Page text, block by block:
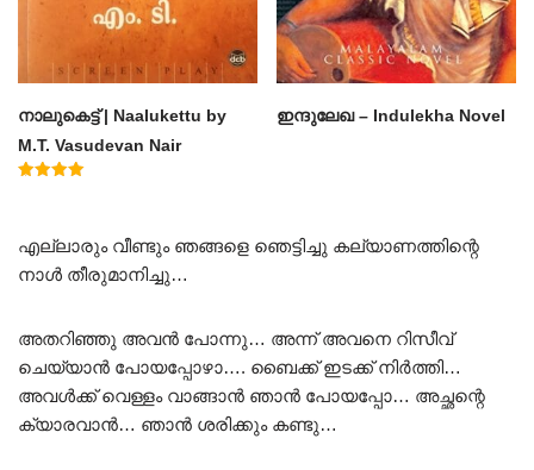
നാലുകെട്ട് | Naalukettu by
M.T. Vasudevan Nair
ഇന്ദുലേഖ – Indulekha Novel
എല്ലാരും വീണ്ടും ഞങ്ങളെ ഞെട്ടിച്ചു കല്യാണത്തിന്റെ
നാൾ തീരുമാനിച്ചു…
അതറിഞ്ഞു അവൻ പോന്നു… അന്ന് അവനെ റിസീവ്
ചെയ്യാൻ പോയപ്പോഴാ…. ബൈക്ക് ഇടക്ക് നിർത്തി…
അവൾക്ക് വെള്ളം വാങ്ങാൻ ഞാൻ പോയപ്പോ… അച്ഛന്റെ
ക്യാരവാൻ… ഞാൻ ശരിക്കും കണ്ടു…